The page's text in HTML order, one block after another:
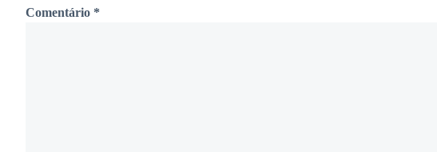
Comentário *